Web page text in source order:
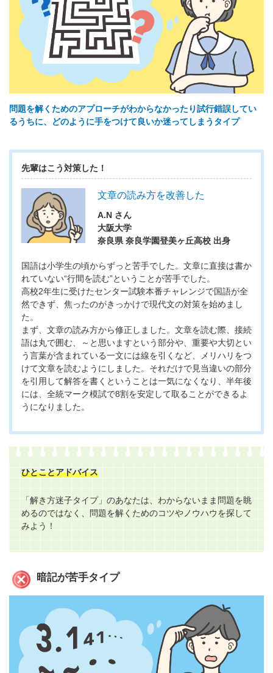
問題を解くためのアプローチがわからなかったり試行錯誤してい
るうちに、どのように手をつけて良いか迷ってしまうタイプ
先輩はこう対策した！
文章の読み方を改善した
A.N さん
大阪大学
奈良県 奈良学園登美ヶ丘高校 出身
国語は小学生の頃からずっと苦手でした。文章に直接は書か
れていない“行間を読む”ということが苦手でした。
高校2年生に受けたセンター試験本番チャレンジで国語が全
然できず、焦ったのがきっかけで現代文の対策を始めまし
た。
まず、文章の読み方から修正しました。文章を読む際、接続
語は丸で囲む、～と思いますという部分や、重要や大切とい
う言葉が含まれている一文には線を引くなど、メリハリをつ
けて文章を読むようにしました。それだけで見当違いの部分
を引用して解答を書くということは一気になくなり、半年後
には、全統マーク模試で8割を安定して取ることができるよ
うになりました。
ひとことアドバイス
「解き方迷子タイプ」のあなたは、わからないまま問題を眺
めるのではなく、問題を解くためのコツやノウハウを探して
みよう！
暗記が苦手タイプ